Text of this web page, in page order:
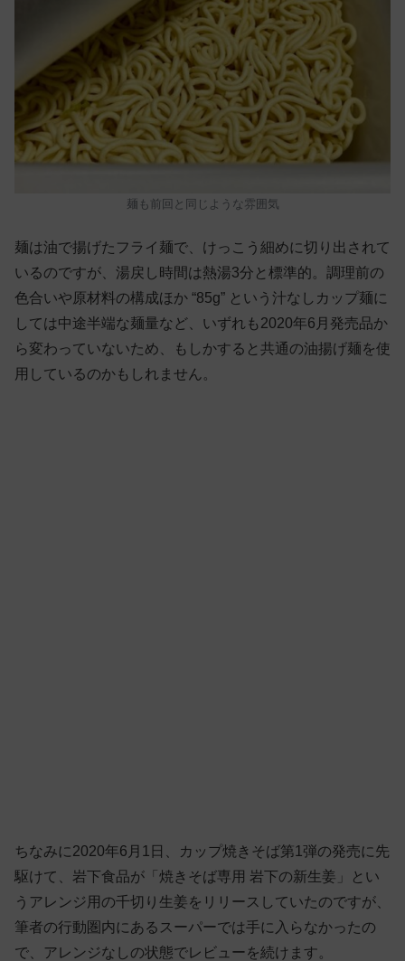
麺も前回と同じような雰囲気
麺は油で揚げたフライ麺で、けっこう細めに切り出されて
いるのですが、湯戻し時間は熱湯3分と標準的。調理前の
色合いや原材料の構成ほか “85g” という汁なしカップ麺に
しては中途半端な麺量など、いずれも2020年6月発売品か
ら変わっていないため、もしかすると共通の油揚げ麺を使
用しているのかもしれません。
ちなみに2020年6月1日、カップ焼きそば第1弾の発売に先
駆けて、岩下食品が「焼きそば専用 岩下の新生姜」とい
うアレンジ用の千切り生姜をリリースしていたのですが、
筆者の行動圏内にあるスーパーでは手に入らなかったの
で、アレンジなしの状態でレビューを続けます。